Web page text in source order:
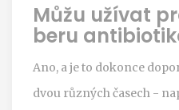
Můžu užívat
beru
Ano, a je to dokonce
dvou různých časech -